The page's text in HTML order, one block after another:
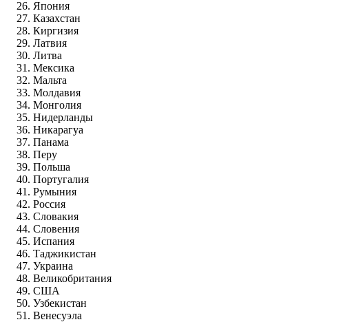
Япония
Казахстан
Киргизия
Латвия
Литва
Мексика
Мальта
Молдавия
Монголия
Нидерланды
Никарагуа
Панама
Перу
Польша
Португалия
Румыния
Россия
Словакия
Словения
Испания
Таджикистан
Украина
Великобритания
США
Узбекистан
Венесуэла